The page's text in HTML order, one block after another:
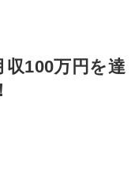
100万円を達